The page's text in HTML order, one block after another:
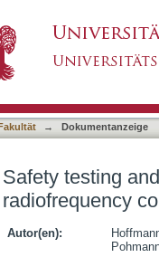
→ Dokumentanzeige
Safety testing
radiofrequency
Autor(en):